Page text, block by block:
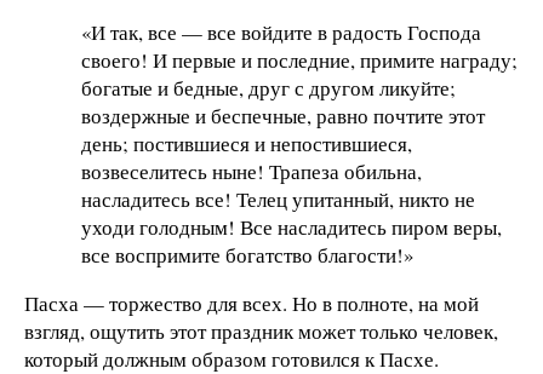
«И так, все — все войдите в радость Господа
своего! И первые и последние, примите награду;
богатые и бедные, друг с другом ликуйте;
воздержные и беспечные, равно почтите этот
день; постившиеся и непостившиеся,
возвеселитесь ныне! Трапеза обильна,
насладитесь все! Телец упитанный, никто не
уходи голодным! Все насладитесь пиром веры,
все воспримите богатство благости!»
Пасха — торжество для всех. Но в полноте, на мой
взгляд, ощутить этот праздник может только человек,
который должным образом готовился к Пасхе.